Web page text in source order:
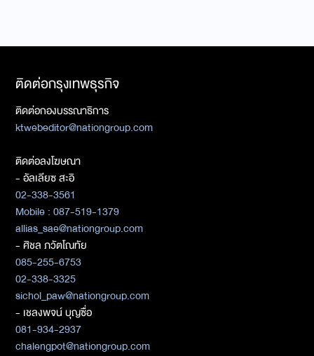
ติดต่อกรุงเทพธุรกิจ
ติดต่อกองบรรณาธิการ
ktwebeditor@nationgroup.com
ติดต่อลงโฆษณา
- อัลเลียซ สะอิ
02-338-3561
Mobile : 087-519-1379
allias_sae@nationgroup.com
- ศิชล ภวัตโณทัย
085-255-6753
02-338-3325
sichol_paw@nationgroup.com
- เชลงพจน์ บุญซื่อ
081-934-2937
chalengpot@nationgroup.com